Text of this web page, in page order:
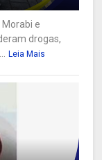
e
drogas,
Leia Mais